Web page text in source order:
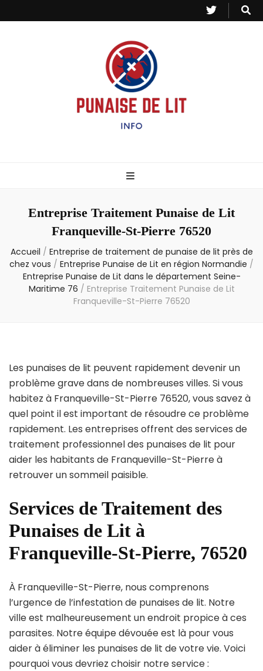
– Info
Entreprise Traitement Punaise de Lit
Franqueville-St-Pierre 76520
Accueil / Entreprise de traitement de punaise de lit près de
chez vous / Entreprise Punaise de Lit en région Normandie /
Entreprise Punaise de Lit dans le département Seine-
Maritime 76 / Entreprise Traitement Punaise de Lit
Franqueville-St-Pierre 76520
Les punaises de lit peuvent rapidement devenir un
problème grave dans de nombreuses villes. Si vous
habitez à Franqueville-St-Pierre 76520, vous savez à
quel point il est important de résoudre ce problème
rapidement. Les entreprises offrent des services de
traitement professionnel des punaises de lit pour
aider les habitants de Franqueville-St-Pierre à
retrouver un sommeil paisible.
Services de Traitement des
Punaises de Lit à
Franqueville-St-Pierre, 76520
À Franqueville-St-Pierre, nous comprenons
l’urgence de l’infestation de punaises de lit. Notre
ville est malheureusement un endroit propice à ces
parasites. Notre équipe dévouée est là pour vous
aider à éliminer les punaises de lit de votre vie. Voici
pourquoi vous devriez choisir notre service :